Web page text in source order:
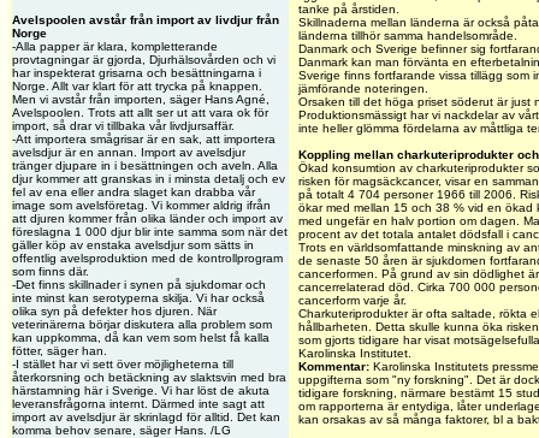
Avelspoolen avstår från import av livdjur från
Norge
-Alla papper är klara, kompletterande
provtagningar är gjorda, Djurhälsovården och vi
har inspekterat grisarna och besättningarna i
Norge. Allt var klart för att trycka på knappen.
Men vi avstår från importen, säger Hans Agné,
Avelspoolen. Trots att allt ser ut att vara ok för
import, så drar vi tillbaka vår livdjursaffär.
-Att importera smågrisar är en sak, att importera
avelsdjur är en annan. Import av avelsdjur
tränger djupare in i besättningen och aveln. Alla
djur kommer att granskas in i minsta detalj och ev
fel av ena eller andra slaget kan drabba vår
image som avelsföretag. Vi kommer aldrig ifrån
att djuren kommer från olika länder och import av
föreslagna 1 000 djur blir inte samma som när det
gäller köp av enstaka avelsdjur som sätts in
offentlig avelsproduktion med de kontrollprogram
som finns där.
-Det finns skillnader i synen på sjukdomar och
inte minst kan serotyperna skilja. Vi har också
olika syn på defekter hos djuren. När
veterinärerna börjar diskutera alla problem som
kan uppkomma, då kan vem som helst få kalla
fötter, säger han.
-I stället har vi sett över möjligheterna till
återkorsning och betäckning av slaktsvin med bra
härstamning här i Sverige. Vi har löst de akuta
leveransfrågorna internt. Därmed inte sagt att
import av avelsdjur är skrinlagd för alltid. Det kan
komma behov senare, säger Hans. /LG
tanke på årstiden.
Skillnaderna mellan länderna är också
länderna tillhör samma handelsområde.
Danmark och Sverige befinner sig
Danmark kan man förvänta en
Sverige finns fortfarande vissa tillägg som
jämförande noteringen.
Orsaken till det höga priset söderut är just
Produktionsmässigt har vi nackdelar av
inte heller glömma fördelarna av måttliga
Koppling mellan charkuteriprodukter
Ökad konsumtion av charkuteriprodukter
risken för magsäckcancer, visar en
på totalt 4 704 personer 1966 till 2006.
ökar med mellan 15 och 38 % vid en ökad
med ungefär en halv portion om dagen.
procent av det totala antalet dödsfall i
Trots en världsomfattande minskning av
de senaste 50 åren är sjukdomen
cancerformen. På grund av sin dödlighet
cancerrelaterad död. Cirka 700 000
cancerform varje år.
Charkuteriprodukter är ofta saltade, rökta
hållbarheten. Detta skulle kunna öka
som gjorts tidigare har visat
Karolinska Institutet.
Kommentar: Karolinska Institutets
uppgifterna som "ny forskning". Det är
tidigare forskning, närmare bestämt 15
om rapporterna är entydiga, låter
kan orsakas av så många faktorer, bl a